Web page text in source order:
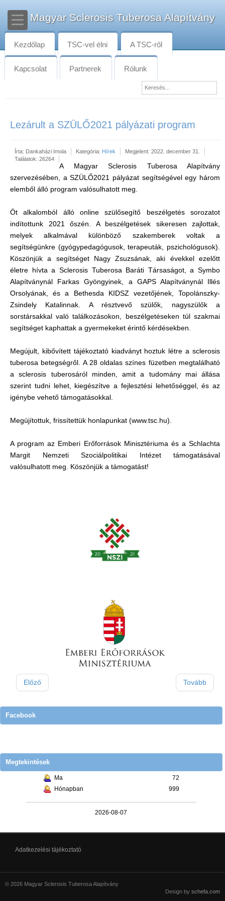
Magyar Sclerosis Tuberosa Alapítvány
Kezdőlap TSC-vel élni A TSC-ről
Kapcsolat Partnerek Rólunk
Lezárult a SZÜLŐ2021 pályázati program
Írta: Dankaházi Imola Kategória: Hírek
Megjelent: 2022. december 31.
Találatok: 26264
A Magyar Sclerosis Tuberosa Alapítvány
szervezésében, a SZÜLŐ2021 pályázat segítségével egy három
elemből álló program valósulhatott meg.
Öt alkalomból álló online szülősegítő beszélgetés sorozatot
indítottunk 2021 őszén. A beszélgetések sikeresen zajlottak,
melyek alkalmával különböző szakemberek voltak a
segítségünkre (gyógypedagógusok, terapeuták, pszichológusok).
Köszönjük a segítséget Nagy Zsuzsának, aki évekkel ezelőtt
életre hívta a Sclerosis Tuberosa Baráti Társaságot, a Symbo
Alapítványnál Farkas Gyöngyinek, a GAPS Alapítványnál Illés
Orsolyának, és a Bethesda KIDSZ vezetőjének, Topolánszky-
Zsindely Katalinnak. A résztvevő szülők, nagyszülők a
sorstársakkal való találkozásokon, beszélgetéseken túl szakmai
segítséget kaphattak a gyermekeket érintő kérdésekben.
Megújult, kibővített tájékoztató kiadványt hoztuk létre a sclerosis
tuberosa betegségről. A 28 oldalas színes füzetben megtalálható
a sclerosis tuberosáról minden, amit a tudomány mai állása
szerint tudni lehet, kiegészítve a fejlesztési lehetőséggel, és az
igénybe vehető támogatásokkal.
Megújítottuk, frissítettük honlapunkat (www.tsc.hu).
A program az Emberi Erőforrások Minisztériuma és a Schlachta
Margit Nemzeti Szociálpolitikai Intézet támogatásával
valósulhatott meg. Köszönjük a támogatást!
Előző Tovább
Facebook
Megtekintések
Ma
72
Hónapban
999
2026-08-07
Adatkezelési tájékoztató
© 2026 Magyar Sclerosis Tuberosa Alapítvány
Design by schefa.com